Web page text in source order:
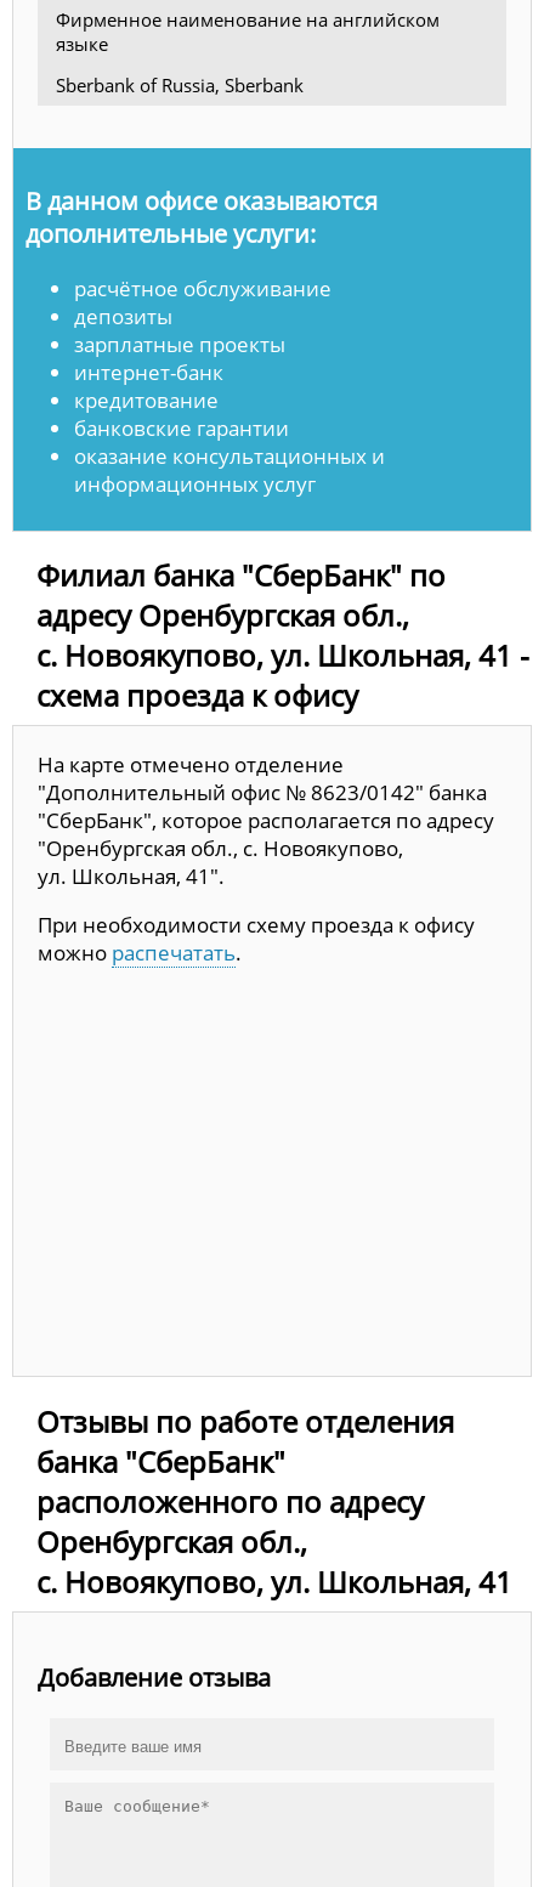
Фирменное наименование на английском
языке
Sberbank of Russia, Sberbank
В данном офисе оказываются
дополнительные услуги:
расчётное обслуживание
депозиты
зарплатные проекты
интернет-банк
кредитование
банковские гарантии
оказание консультационных и
информационных услуг
Филиал банка "СберБанк" по
адресу Оренбургская обл.,
с. Новоякупово, ул. Школьная, 41 -
схема проезда к офису
На карте отмечено отделение
"Дополнительный офис № 8623/0142" банка
"СберБанк", которое располагается по адресу
"Оренбургская обл., с. Новоякупово,
ул. Школьная, 41".
При необходимости схему проезда к офису
можно распечатать.
Отзывы по работе отделения
банка "СберБанк"
расположенного по адресу
Оренбургская обл.,
с. Новоякупово, ул. Школьная, 41
Добавление отзыва